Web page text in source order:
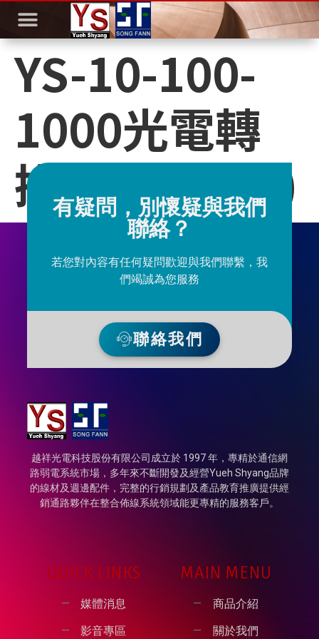
YS-10-100-
1000光電轉
換器(單-多模)
有疑問，別懷疑與我們
聯絡？
若您對內容有任何疑問歡迎與我們聯繫，我
們竭誠為您服務
聯絡我們
越祥光電科技股份有限公司成立於 1997 年，專精於通信網
路弱電系統市場，多年來不斷開發及經營Yueh Shyang品牌
的線材及週邊配件，完整的行銷規劃及產品教育推廣提供經
銷通路夥伴在整合佈線系統領域能更專精的服務客戶。
QUICK LINKS
媒體消息
影音專區
MAIN MENU
商品介紹
關於我們